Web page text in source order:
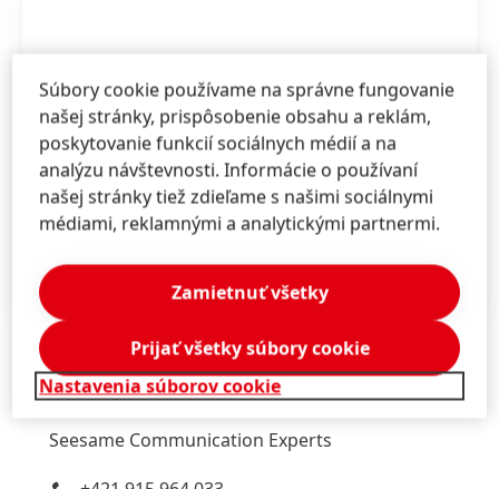
MartaTuróciová
Seesame Communication Experts
Súbory cookie používame na správne fungovanie
našej stránky, prispôsobenie obsahu a reklám,
poskytovanie funkcií sociálnych médií a na
analýzu návštevnosti. Informácie o používaní
našej stránky tiež zdieľame s našimi sociálnymi
médiami, reklamnými a analytickými partnermi.
Nastavenia súborov cookie
Zamietnuť všetky
Prijať všetky súbory cookie